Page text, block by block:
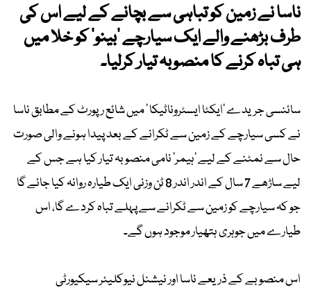
ناسا نے زمین کو تباہی سے بچانے کے لیے اس کی
طرف بڑھنے والے ایک سیارچے 'بینو' کو خلا میں
ہی تباہ کرنے کا منصوبہ تیار کرلیا۔
سائنسی جریدے 'ایکٹا ایسٹروناٹیکا ' میں شائع رپورٹ کے مطابق ناسا
نے کسی سیارچے کے زمین سے ٹکرانے کے بعد پیدا ہونے والی صورت
حال سے نمٹنے کے لیے 'ہیمر' نامی منصوبہ تیار کیا ہے جس کے
لیے ساڑھے 7 سال کے اندر اندر 8 ٹن وزنی ایک طیارہ روانہ کیا جائے گا
جو کہ سیارچے کو زمین سے ٹکرانے سے پہلے تباہ کردے گا، اس
طیارے میں جوہری ہتھیار موجود ہوں گے۔
اس منصوبے کے ذریعے ناسا اور نیشنل نیوکلیئر سیکیورٹی